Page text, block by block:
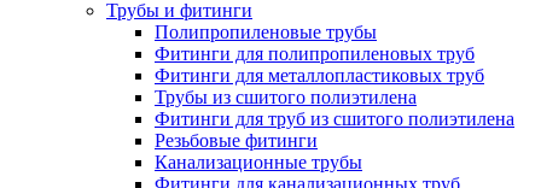
Трубы и фитинги
Полипропиленовые трубы
Фитинги для полипропиленовых труб
Фитинги для металлопластиковых труб
Трубы из сшитого полиэтилена
Фитинги для труб из сшитого полиэтилена
Резьбовые фитинги
Канализационные трубы
Фитинги для канализационных труб